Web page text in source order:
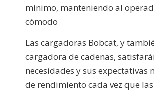
mínimo, manteniendo al
cómodo
Las cargadoras Bobcat, y
cargadora de cadenas,
necesidades y sus expectativas
de rendimiento cada vez que